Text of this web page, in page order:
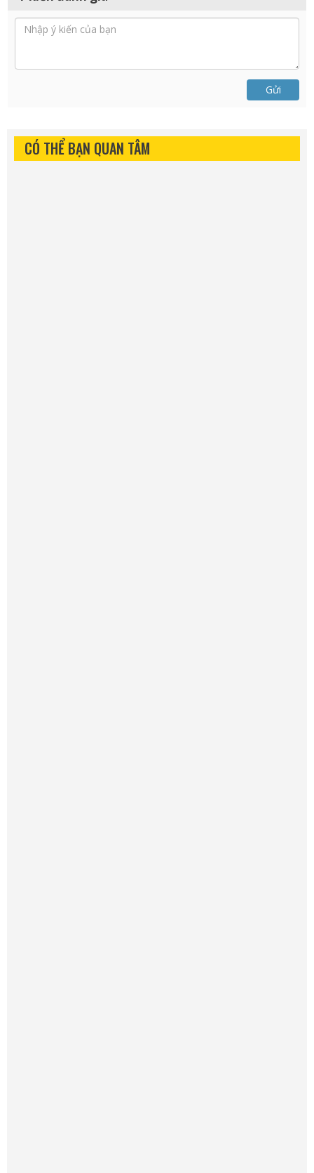
Gửi
CÓ THỂ BẠN QUAN TÂM